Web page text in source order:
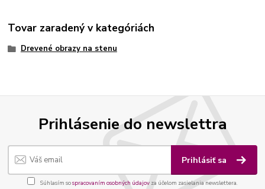
Tovar zaradený v kategóriách
Drevené obrazy na stenu
Prihlásenie do newslettra
Prihlásiť sa
Súhlasím sospracovaním osobných údajov za účelom zasielania newslettera.